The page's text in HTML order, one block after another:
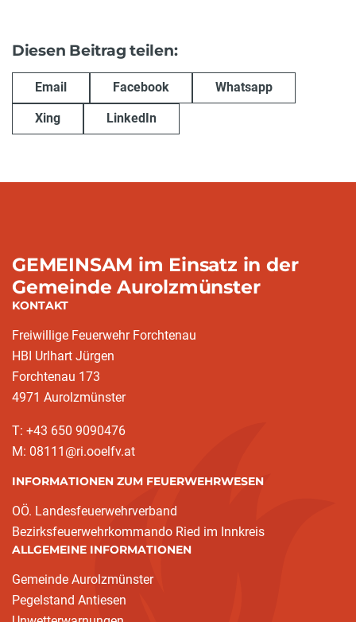
Diesen Beitrag teilen:
Email Facebook Whatsapp
Xing LinkedIn
GEMEINSAM im Einsatz in der
Gemeinde Aurolzmünster
KONTAKT
Freiwillige Feuerwehr Forchtenau
HBI Urlhart Jürgen
Forchtenau 173
4971 Aurolzmünster
T: +43 650 9090476
M: 08111@ri.ooelfv.at
INFORMATIONEN ZUM FEUERWEHRWESEN
OÖ. Landesfeuerwehrverband
Bezirksfeuerwehrkommando Ried im Innkreis
ALLGEMEINE INFORMATIONEN
Gemeinde Aurolzmünster
Pegelstand Antiesen